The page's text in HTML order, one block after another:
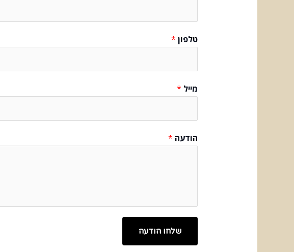
טלפון *
מייל *
הודעה *
שלחו הודעה